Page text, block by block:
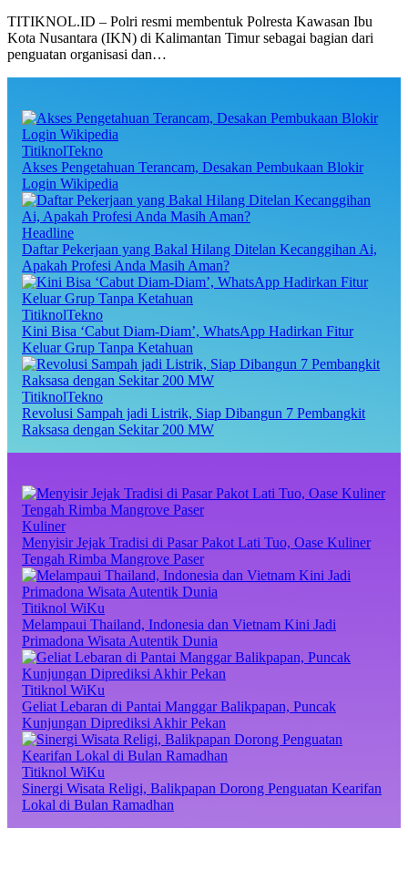
TITIKNOL.ID – Polri resmi membentuk Polresta Kawasan Ibu
Kota Nusantara (IKN) di Kalimantan Timur sebagai bagian dari
penguatan organisasi dan…
TitiknolTekno
Akses Pengetahuan Terancam, Desakan Pembukaan Blokir
Login Wikipedia
Headline
Daftar Pekerjaan yang Bakal Hilang Ditelan Kecanggihan Ai,
Apakah Profesi Anda Masih Aman?
TitiknolTekno
Kini Bisa ‘Cabut Diam-Diam’, WhatsApp Hadirkan Fitur
Keluar Grup Tanpa Ketahuan
TitiknolTekno
Revolusi Sampah jadi Listrik, Siap Dibangun 7 Pembangkit
Raksasa dengan Sekitar 200 MW
Kuliner
Menyisir Jejak Tradisi di Pasar Pakot Lati Tuo, Oase Kuliner
Tengah Rimba Mangrove Paser
Titiknol WiKu
Melampaui Thailand, Indonesia dan Vietnam Kini Jadi
Primadona Wisata Autentik Dunia
Titiknol WiKu
Geliat Lebaran di Pantai Manggar Balikpapan, Puncak
Kunjungan Diprediksi Akhir Pekan
Titiknol WiKu
Sinergi Wisata Religi, Balikpapan Dorong Penguatan Kearifan
Lokal di Bulan Ramadhan